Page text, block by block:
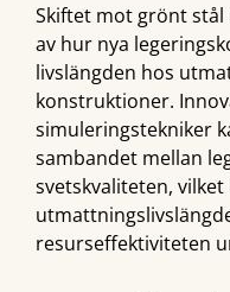
Skiftet mot grönt stål
av hur nya
livslängden hos
konstruktioner.
simuleringstekniker
sambandet mellan
svetskvaliteten,
resurseffektiviteten